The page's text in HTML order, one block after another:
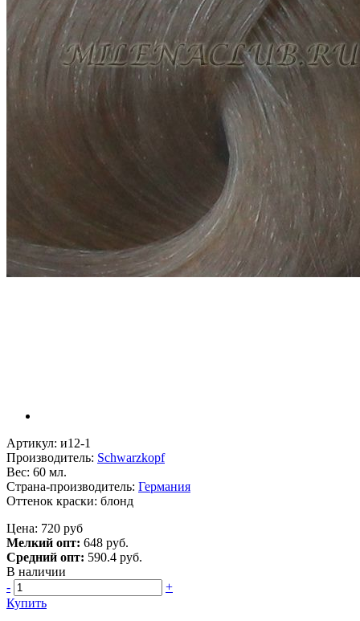
Артикул: и12-1
Производитель: Schwarzkopf
Вес: 60 мл.
Страна-производитель: Германия
Оттенок краски: блонд
Цена: 720 руб
Мелкий опт: 648 руб.
Средний опт: 590.4 руб.
В наличии
-
+
Купить